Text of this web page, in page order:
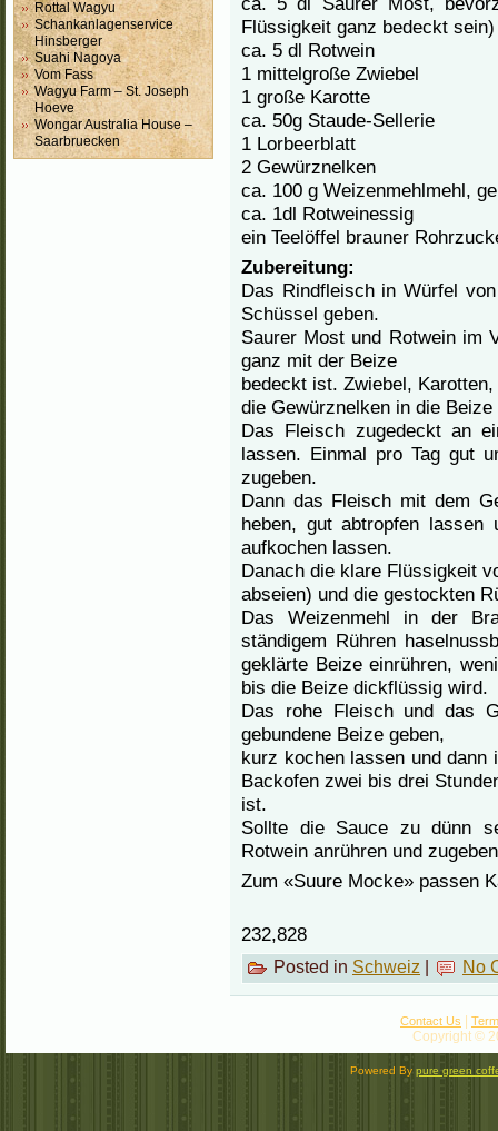
Rottal Wagyu
Schankanlagenservice
Hinsberger
Suahi Nagoya
Vom Fass
Wagyu Farm – St. Joseph
Hoeve
Wongar Australia House –
Saarbruecken
Flüssigkeit ganz bedeckt sein)
ca. 5 dl Rotwein
1 mittelgroße Zwiebel
1 große Karotte
ca. 50g Staude-Sellerie
1 Lorbeerblatt
2 Gewürznelken
ca. 100 g Weizenmehlmehl,
ca. 1dl Rotweinessig
ein Teelöffel brauner
Zubereitung:
Das Rindfleisch in Würfel
Schüssel geben.
Saurer Most und Rotwein im
ganz mit der Beize
bedeckt ist. Zwiebel,
die Gewürznelken in die Beize
Das Fleisch zugedeckt an
lassen. Einmal pro Tag gut
zugeben.
Dann das Fleisch mit dem
heben, gut abtropfen
aufkochen lassen.
Danach die klare Flüssigkeit
abseien) und die gestockten
Das Weizenmehl in der
ständigem Rühren
geklärte Beize einrühren,
bis die Beize dickflüssig wird.
Das rohe Fleisch und das
gebundene Beize geben,
kurz kochen lassen und dann
Backofen zwei bis drei
ist.
Sollte die Sauce zu dünn
Rotwein anrühren und
Zum «Suure Mocke» passen
232,828
Posted in Schweiz No
Contact Us
Copyright ©
Powered By pure green